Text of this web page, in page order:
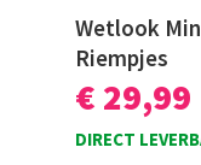
Wetlook
Riempjes
€ 29,99
DIRECT